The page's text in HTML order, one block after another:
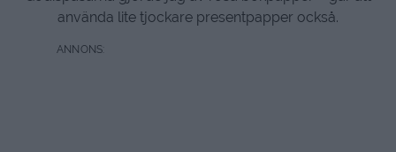
använda lite tjockare presentpapper också.